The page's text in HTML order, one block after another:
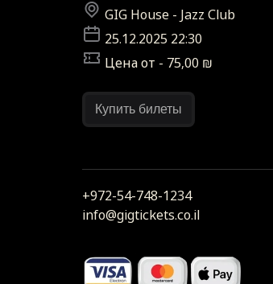
GIG House - Jazz Club
25.12.2025 22:30
Цена от - 75,00 ₪
Купить билеты
+972-54-748-1234
info@gigtickets.co.il